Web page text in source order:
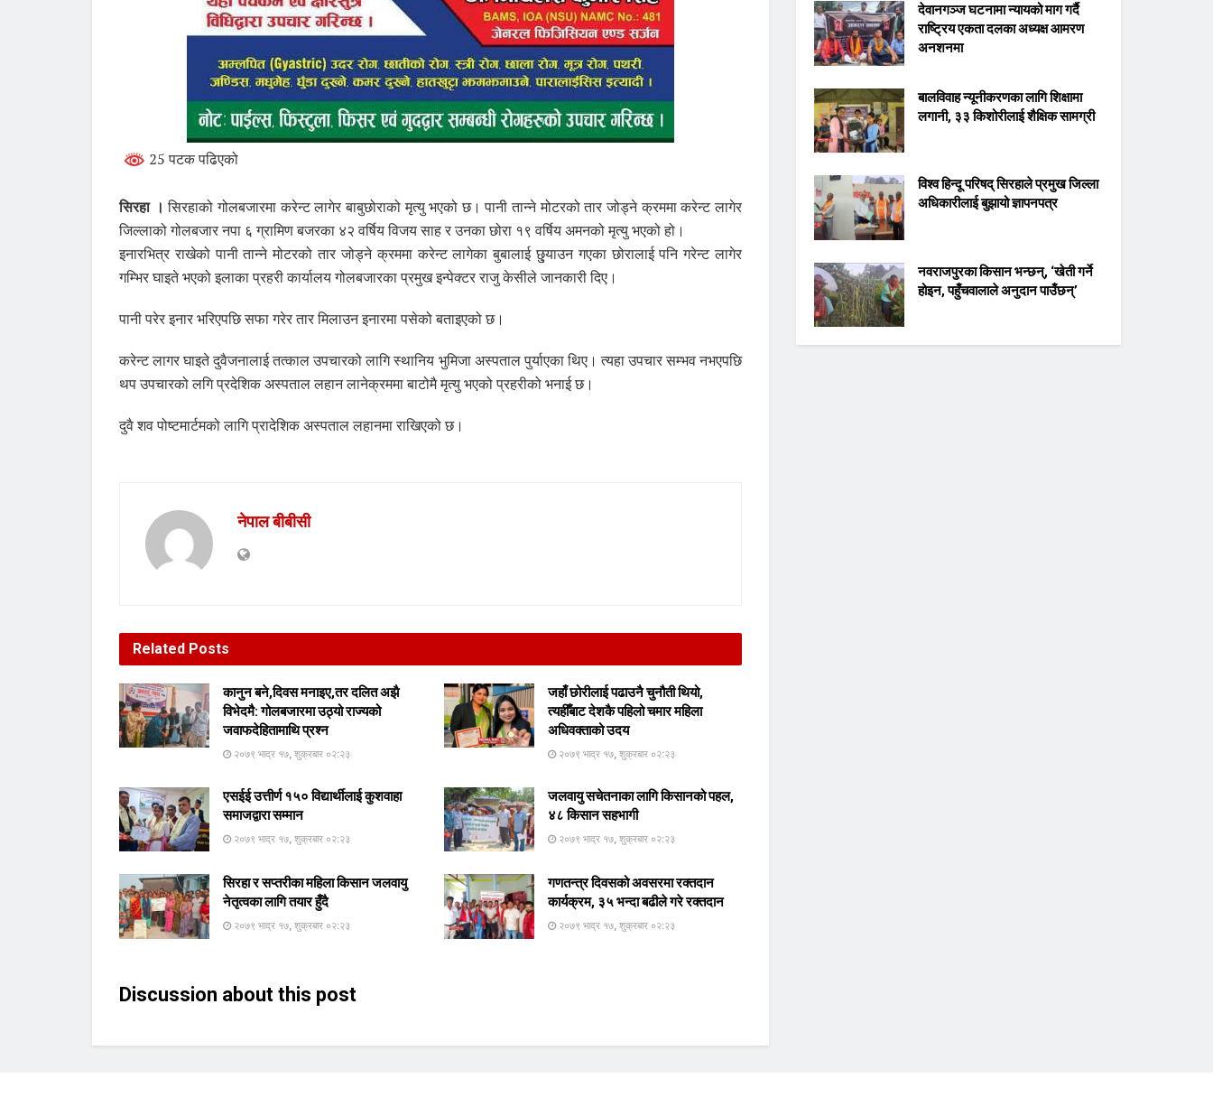
25 पटक पढिएको
सिरहा । सिरहाको गोलबजारमा करेन्ट लागेर बाबुछोराको मृत्यु भएको छ। पानी तान्ने मोटरको तार जोड्ने क्रममा करेन्ट लागेर
जिल्लाको गोलबजार नपा ६ ग्रामिण बजरका ४२ वर्षिय विजय साह र उनका छोरा १९ वर्षिय अमनको मृत्यु भएको हो।
इनारभित्र राखेको पानी तान्ने मोटरको तार जोड्ने क्रममा करेन्ट लागेका बुबालाई छु्याउन गएका छोरालाई पनि गरेन्ट लागेर
गम्भिर घाइते भएको इलाका प्रहरी कार्यालय गोलबजारका प्रमुख इन्पेक्टर राजु केसीले जानकारी दिए।
पानी परेर इनार भरिएपछि सफा गरेर तार मिलाउन इनारमा पसेको बताइएको छ।
करेन्ट लागर घाइते दुवैजनालाई तत्काल उपचारको लागि स्थानिय भुमिजा अस्पताल पुर्याएका थिए। त्यहा उपचार सम्भव नभएपछि
थप उपचारको लगि प्रदेशिक अस्पताल लहान लानेक्रममा बाटोमै मृत्यु भएको प्रहरीको भनाई छ।
दुवै शव पोष्टमार्टमको लागि प्रादेशिक अस्पताल लहानमा राखिएको छ।
नेपाल बीबीसी
Related Posts
कानुन बने,दिवस मनाइए,तर दलित अझै
विभेदमै: गोलबजारमा उठ्यो राज्यको
जवाफदेहितामाथि प्रश्न
२०७९ भाद्र १७, शुक्रबार ०२:२३
जहाँ छोरीलाई पढाउनै चुनौती थियो,
त्यहीँबाट देशकै पहिलो चमार महिला
अधिवक्ताको उदय
२०७९ भाद्र १७, शुक्रबार ०२:२३
एसईई उत्तीर्ण १५० विद्यार्थीलाई कुशवाहा
समाजद्वारा सम्मान
२०७९ भाद्र १७, शुक्रबार ०२:२३
जलवायु सचेतनाका लागि किसानको पहल,
४८ किसान सहभागी
२०७९ भाद्र १७, शुक्रबार ०२:२३
सिरहा र सप्तरीका महिला किसान जलवायु
नेतृत्वका लागि तयार हुँदै
२०७९ भाद्र १७, शुक्रबार ०२:२३
गणतन्त्र दिवसको अवसरमा रक्तदान
कार्यक्रम, ३५ भन्दा बढीले गरे रक्तदान
२०७९ भाद्र १७, शुक्रबार ०२:२३
Discussion about this post
देवानगञ्ज घटनामा न्यायको माग गर्दै
राष्ट्रिय एकता दलका अध्यक्ष आमरण
अनशनमा
बालविवाह न्यूनीकरणका लागि शिक्षामा
लगानी, ३३ किशोरीलाई शैक्षिक सामग्री
विश्व हिन्दू परिषद् सिरहाले प्रमुख जिल्ला
अधिकारीलाई बुझायो ज्ञापनपत्र
नवराजपुरका किसान भन्छन्, ‘खेती गर्ने
होइन, पहुँचवालाले अनुदान पाउँछन्’